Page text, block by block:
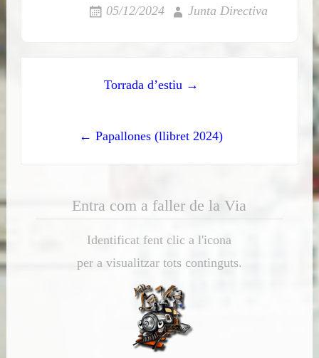
05/12/2024 Junta Directiva
Torrada d’estiu →
← Papallones (llibret 2024)
Entra com a faller de la Via
Identificat fent clic a l'icona
per a visualitzar tots continguts.